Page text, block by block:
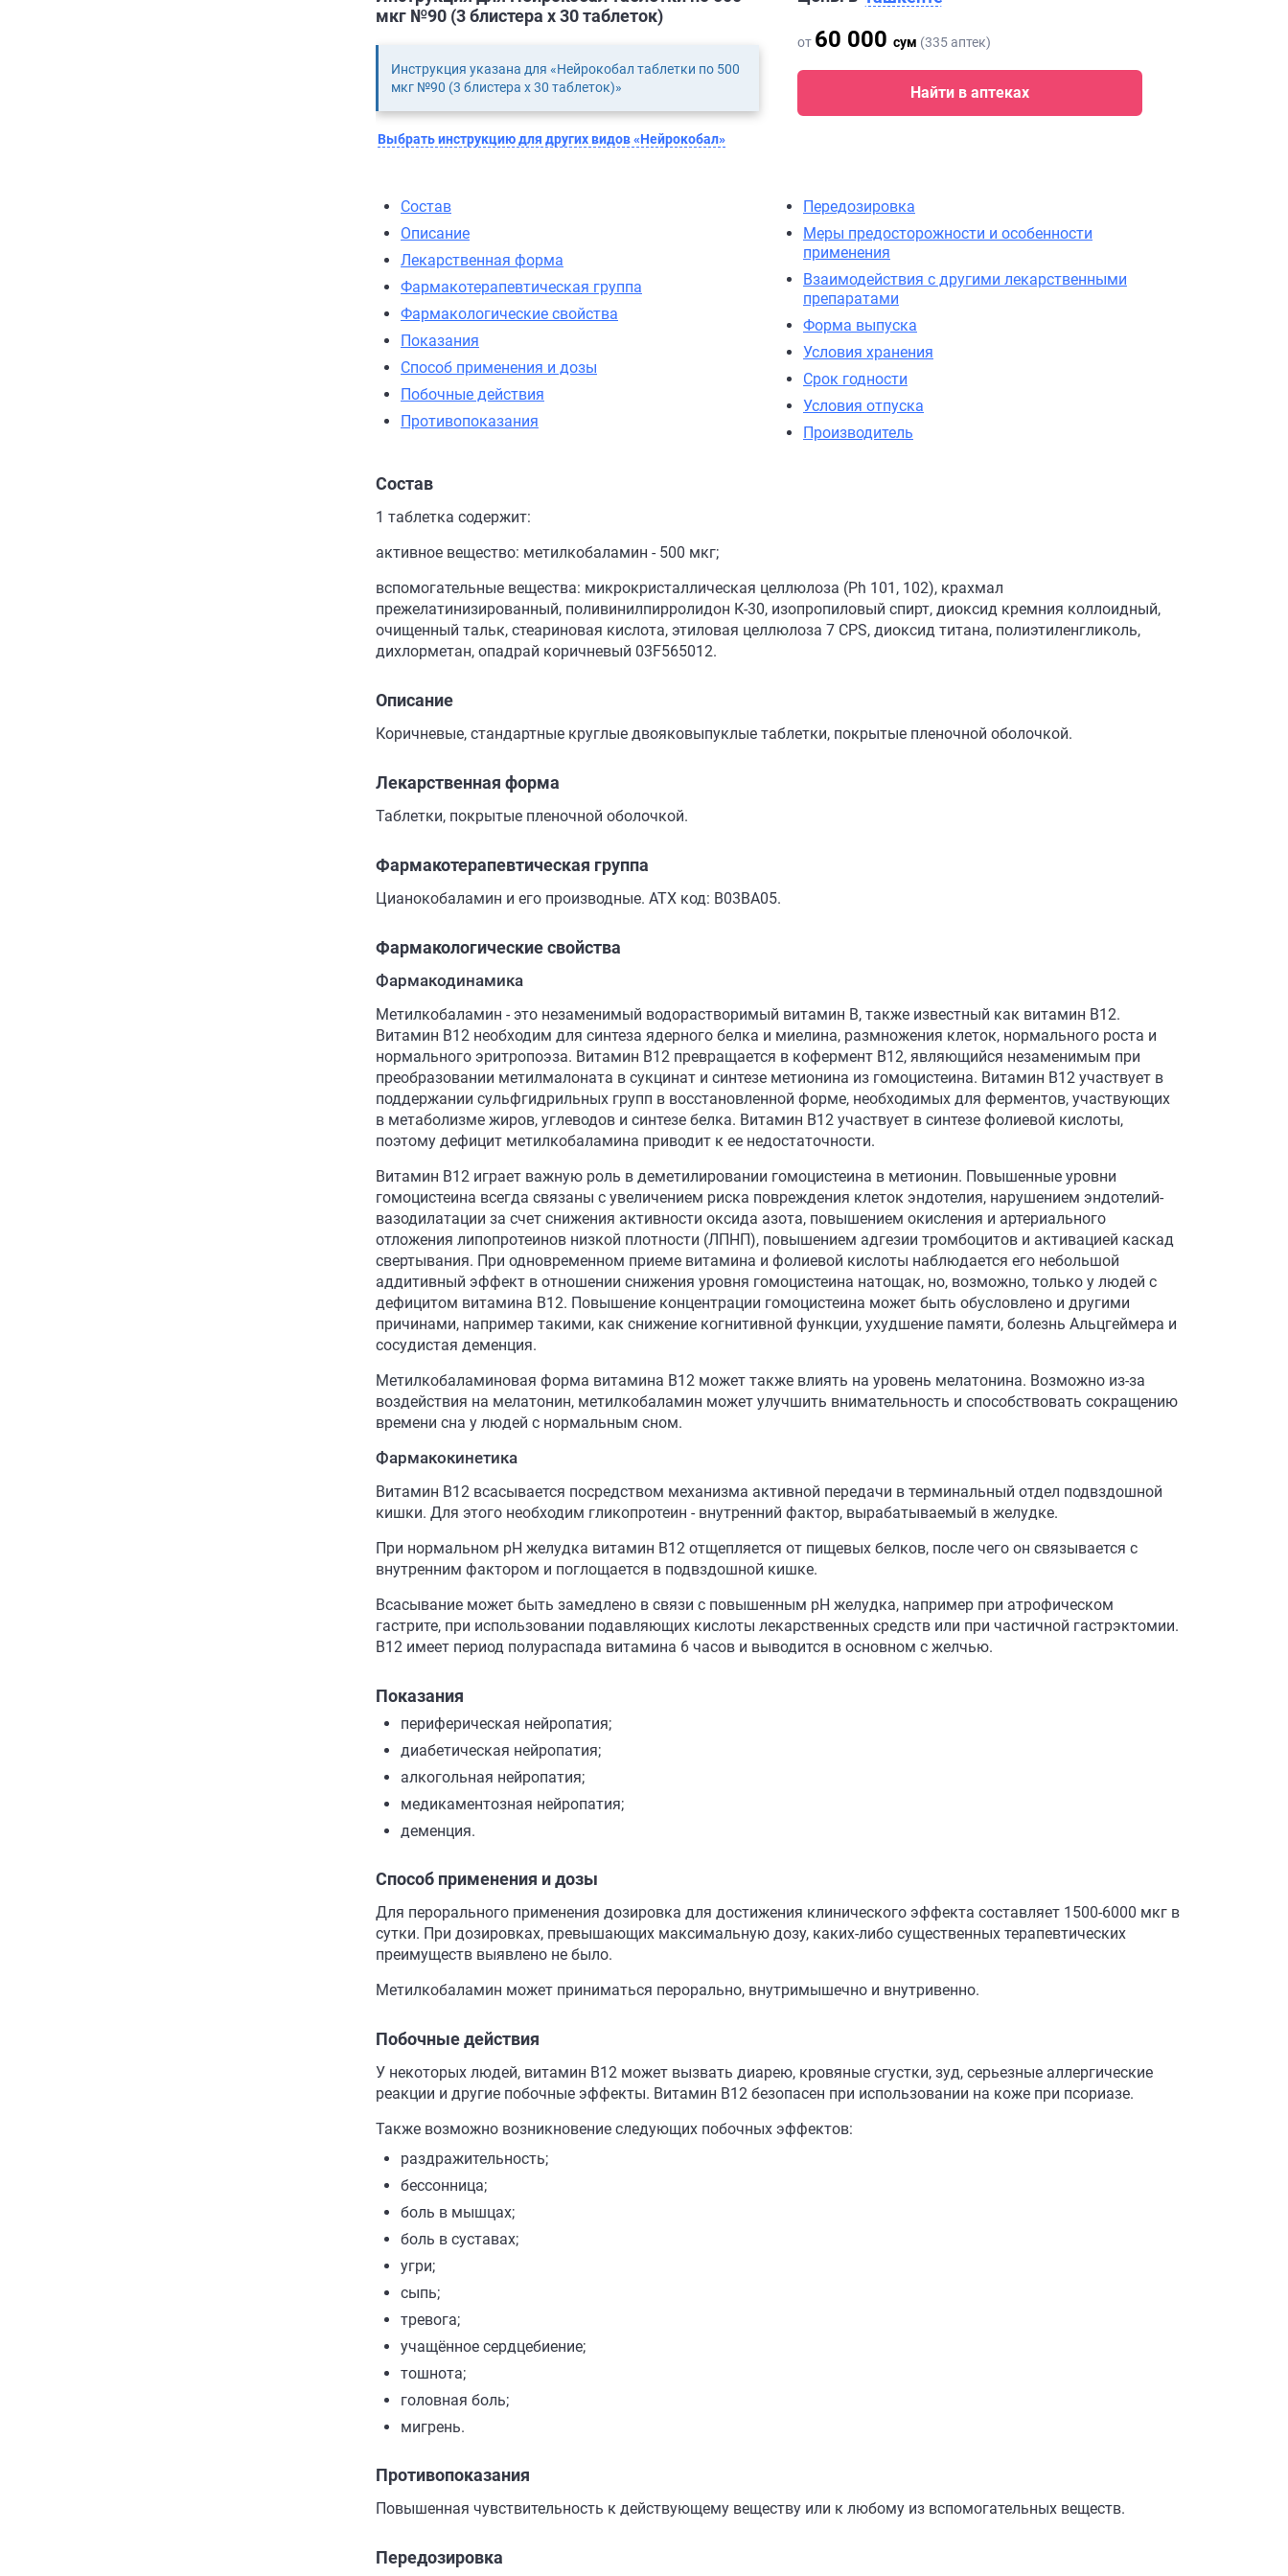
от 60 000 сум (335 аптек)
Найти в аптеках
мкг №90 (3 блистера х 30 таблеток)
Инструкция указана для «Нейрокобал таблетки по 500
мкг №90 (3 блистера х 30 таблеток)»
Выбрать инструкцию для других видов «Нейрокобал»
Состав
Описание
Лекарственная форма
Фармакотерапевтическая группа
Фармакологические свойства
Показания
Способ применения и дозы
Побочные действия
Противопоказания
Передозировка
Меры предосторожности и особенности
применения
Взаимодействия с другими лекарственными
препаратами
Форма выпуска
Условия хранения
Срок годности
Условия отпуска
Производитель
Состав
1 таблетка содержит:
активное вещество: метилкобаламин - 500 мкг;
вспомогательные вещества: микрокристаллическая целлюлоза (Ph 101, 102), крахмал
прежелатинизированный, поливинилпирролидон К-30, изопропиловый спирт, диоксид кремния коллоидный,
очищенный тальк, стеариновая кислота, этиловая целлюлоза 7 CPS, диоксид титана, полиэтиленгликоль,
дихлорметан, опадрай коричневый 03F565012.
Описание
Коричневые, стандартные круглые двояковыпуклые таблетки, покрытые пленочной оболочкой.
Лекарственная форма
Таблетки, покрытые пленочной оболочкой.
Фармакотерапевтическая группа
Цианокобаламин и его производные. АТX код: B03BA05.
Фармакологические свойства
Фармакодинамика
Метилкобаламин - это незаменимый водорастворимый витамин В, также известный как витамин B12.
Витамин В12 необходим для синтеза ядерного белка и миелина, размножения клеток, нормального роста и
нормального эритропоэза. Витамин В12 превращается в кофермент B12, являющийся незаменимым при
преобразовании метилмалоната в сукцинат и синтезе метионина из гомоцистеина. Витамин В12 участвует в
поддержании сульфгидрильных групп в восстановленной форме, необходимых для ферментов, участвующих
в метаболизме жиров, углеводов и синтезе белка. Витамин В12 участвует в синтезе фолиевой кислоты,
поэтому дефицит метилкобаламина приводит к ее недостаточности.
Витамин В12 играет важную роль в деметилировании гомоцистеина в метионин. Повышенные уровни
гомоцистеина всегда связаны с увеличением риска повреждения клеток эндотелия, нарушением эндотелий-
вазодилатации за счет снижения активности оксида азота, повышением окисления и артериального
отложения липопротеинов низкой плотности (ЛПНП), повышением адгезии тромбоцитов и активацией каскад
свертывания. При одновременном приеме витамина и фолиевой кислоты наблюдается его небольшой
аддитивный эффект в отношении снижения уровня гомоцистеина натощак, но, возможно, только у людей с
дефицитом витамина B12. Повышение концентрации гомоцистеина может быть обусловлено и другими
причинами, например такими, как снижение когнитивной функции, ухудшение памяти, болезнь Альцгеймера и
сосудистая деменция.
Метилкобаламиновая форма витамина В12 может также влиять на уровень мелатонина. Возможно из-за
воздействия на мелатонин, метилкобаламин может улучшить внимательность и способствовать сокращению
времени сна у людей с нормальным сном.
Фармакокинетика
Витамин В12 всасывается посредством механизма активной передачи в терминальный отдел подвздошной
кишки. Для этого необходим гликопротеин - внутренний фактор, вырабатываемый в желудке.
При нормальном рН желудка витамин В12 отщепляется от пищевых белков, после чего он связывается с
внутренним фактором и поглощается в подвздошной кишке.
Всасывание может быть замедлено в связи с повышенным рН желудка, например при атрофическом
гастрите, при использовании подавляющих кислоты лекарственных средств или при частичной гастрэктомии.
В12 имеет период полураспада витамина 6 часов и выводится в основном с желчью.
Показания
периферическая нейропатия;
диабетическая нейропатия;
алкогольная нейропатия;
медикаментозная нейропатия;
деменция.
Способ применения и дозы
Для перорального применения дозировка для достижения клинического эффекта составляет 1500-6000 мкг в
сутки. При дозировках, превышающих максимальную дозу, каких-либо существенных терапевтических
преимуществ выявлено не было.
Метилкобаламин может приниматься перорально, внутримышечно и внутривенно.
Побочные действия
У некоторых людей, витамин В12 может вызвать диарею, кровяные сгустки, зуд, серьезные аллергические
реакции и другие побочные эффекты. Витамин В12 безопасен при использовании на коже при псориазе.
Также возможно возникновение следующих побочных эффектов:
раздражительность;
бессонница;
боль в мышцах;
боль в суставах;
угри;
сыпь;
тревога;
учащённое сердцебиение;
тошнота;
головная боль;
мигрень.
Противопоказания
Повышенная чувствительность к действующему веществу или к любому из вспомогательных веществ.
Передозировка